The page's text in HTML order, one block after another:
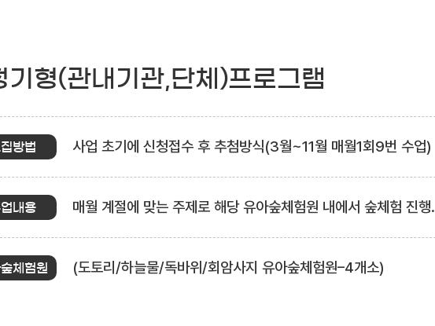
기형(관내기관,단체)프로그램
방법 사업 초기에 신청접수 후 추첨방식(3월~11월 매월1회9번 수업)
내용 매월 계절에 맞는 주제로 해당 유아숲체험원 내에서 숲체험 진행.
체험원 (도토리/하늘물/독바위/회암사지 유아숲체험원–4개소)